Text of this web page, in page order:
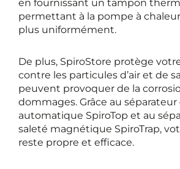
en fournissant un tampon
permettant à la pompe à
plus uniformément.
De plus, SpiroStore protège
contre les particules d’air et de
peuvent provoquer de la
dommages. Grâce au séparateur
automatique SpiroTop et au
saleté magnétique SpiroTrap,
reste propre et efficace.